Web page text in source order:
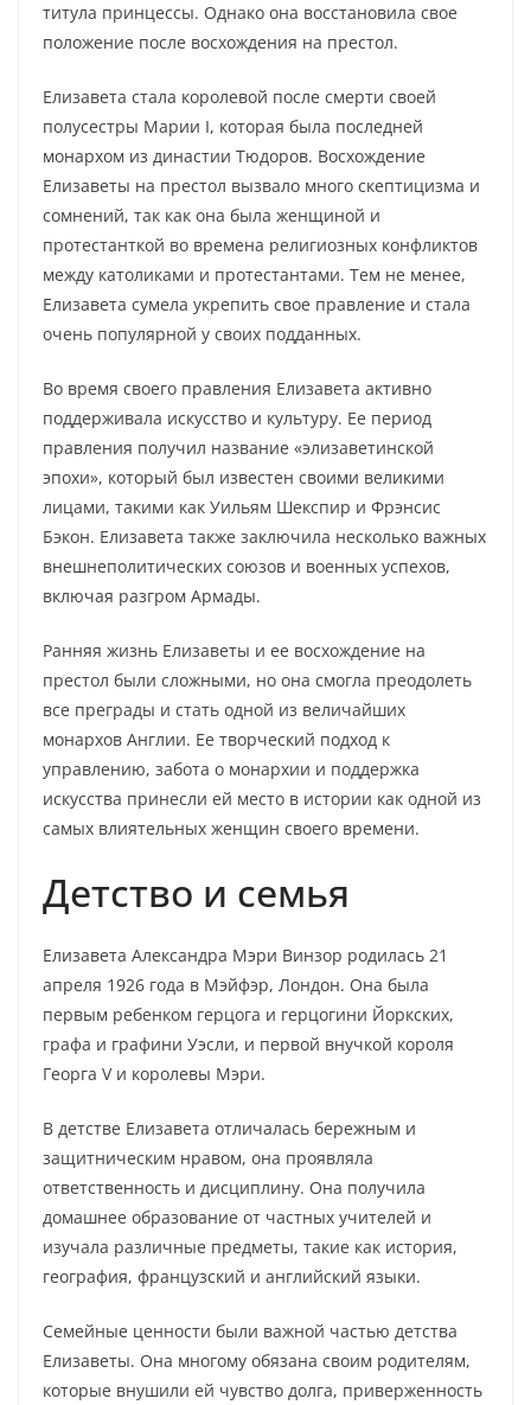
титула принцессы. Однако она восстановила свое
положение после восхождения на престол.
Елизавета стала королевой после смерти своей
полусестры Марии I, которая была последней
монархом из династии Тюдоров. Восхождение
Елизаветы на престол вызвало много скептицизма и
сомнений, так как она была женщиной и
протестанткой во времена религиозных конфликтов
между католиками и протестантами. Тем не менее,
Елизавета сумела укрепить свое правление и стала
очень популярной у своих подданных.
Во время своего правления Елизавета активно
поддерживала искусство и культуру. Ее период
правления получил название «элизаветинской
эпохи», который был известен своими великими
лицами, такими как Уильям Шекспир и Фрэнсис
Бэкон. Елизавета также заключила несколько важных
внешнеполитических союзов и военных успехов,
включая разгром Армады.
Ранняя жизнь Елизаветы и ее восхождение на
престол были сложными, но она смогла преодолеть
все преграды и стать одной из величайших
монархов Англии. Ее творческий подход к
управлению, забота о монархии и поддержка
искусства принесли ей место в истории как одной из
самых влиятельных женщин своего времени.
Детство и семья
Елизавета Александра Мэри Винзор родилась 21
апреля 1926 года в Мэйфэр, Лондон. Она была
первым ребенком герцога и герцогини Йоркских,
графа и графини Уэсли, и первой внучкой короля
Георга V и королевы Мэри.
В детстве Елизавета отличалась бережным и
защитническим нравом, она проявляла
ответственность и дисциплину. Она получила
домашнее образование от частных учителей и
изучала различные предметы, такие как история,
география, французский и английский языки.
Семейные ценности были важной частью детства
Елизаветы. Она многому обязана своим родителям,
которые внушили ей чувство долга, приверженность